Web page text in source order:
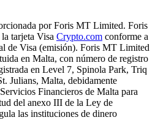
por Foris MT Limited. Foris
tarjeta Visa Crypto.com conforme a
de Visa (emisión). Foris MT Limited
en Malta, con número de registro
en Level 7, Spinola Park, Triq
Julians, Malta, debidamente
Financieros de Malta para
del anexo III de la Ley de
las instituciones de dinero